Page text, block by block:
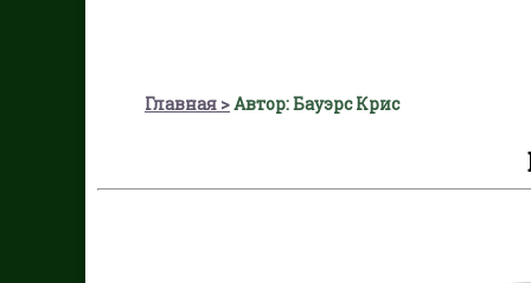
Главная Автор: Бауэрс Крис